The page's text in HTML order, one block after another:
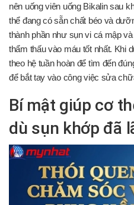
nên uống viên uống Bikalin sau
thể đang có sẵn chất béo và
thành phần như sụn vi cá mập
thẩm thấu vào máu tốt nhất. Khi
theo hệ tuần hoàn để tìm đến
để bắt tay vào công việc sửa
Bí mật giúp cơ
dù sụn khớp đã